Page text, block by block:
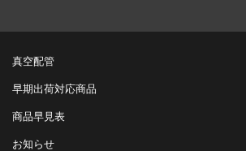
真空配管
早期出荷対応商品
商品早見表
お知らせ